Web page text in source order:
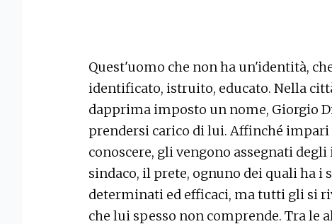
Quest'uomo che non ha un'identità,
identificato, istruito, educato. Nella
dapprima imposto un nome, Giorgio
prendersi carico di lui. Affinché
conoscere, gli vengono assegnati
sindaco, il prete, ognuno dei quali ha i
determinati ed efficaci, ma tutti gli si
che lui spesso non comprende. Tra le